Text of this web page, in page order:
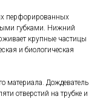
перфорированных
губками. Нижний
крупные частицы
и биологическая
материала. Дождеватель
отверстий на трубке и